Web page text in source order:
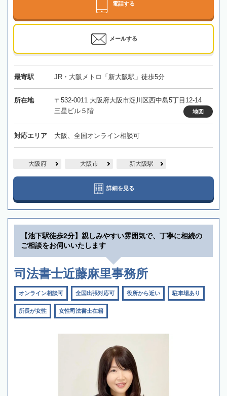
電話する
メールする
最寄駅 JR・大阪メトロ「新大阪駅」徒歩5分
所在地
〒532-0011 大阪府大阪市淀川区西中島5丁目12-14
三星ビル５階
地図
対応エリア 大阪、全国オンライン相談可
大阪府 大阪市 新大阪駅
詳細を見る
【池下駅徒歩2分】親しみやすい雰囲気で、丁寧に相続の
ご相談をお伺いいたします
司法書士近藤麻里事務所
オンライン相談可 全国出張対応可 役所から近い 駐車場あり
所長が女性 女性司法書士在籍